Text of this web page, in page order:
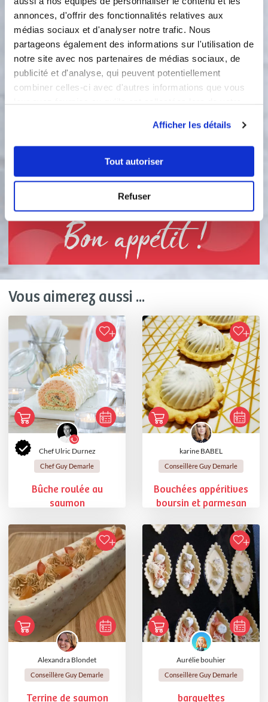
annonces, d'offrir des fonctionnalités relatives aux
médias sociaux et d'analyser notre trafic. Nous
partageons également des informations sur l'utilisation de
notre site avec nos partenaires de médias sociaux, de
publicité et d'analyse, qui peuvent potentiellement
combiner celles-ci avec d'autres informations que vous
Afficher les détails
Tout autoriser
Refuser
Ajoutez les feuilles de gélatines
essorées et bien mélanger puis le
boursin et mélanger jusqu'à ce qu'il
soit complètement incorporé.
Remplir vos empreintes du moule
tourbillon et mettre au congélateur
1h.
Étape 3 Garnir vos minis tartelettes
morceaux puis d'un tourbillon de
boursin. Attendre que les tourbillons
soient décongélés avant de servir.
Bon appétit !
Vous aimerez aussi ...
Chef Ulric Durnez
Chef Guy Demarle
Bûche roulée au
saumon
karine BABEL
Conseillère Guy Demarle
Bouchées appéritives
boursin et parmesan
Alexandra Blondet
Conseillère Guy Demarle
Terrine de saumon
Aurélie bouhier
Conseillère Guy Demarle
barquettes